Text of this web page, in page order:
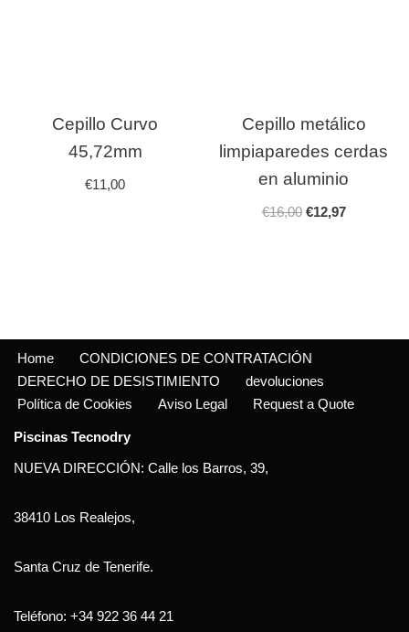
Cepillo Curvo
45,72mm
€11,00
Cepillo metálico
limpiaparedes cerdas
en aluminio
€16,00 €12,97
Home
CONDICIONES DE CONTRATACIÓN
DERECHO DE DESISTIMIENTO
devoluciones
Política de Cookies
Aviso Legal Request a Quote
Piscinas Tecnodry
NUEVA DIRECCIÓN: Calle los Barros, 39,
38410 Los Realejos,
Santa Cruz de Tenerife.
Teléfono: +34 922 36 44 21